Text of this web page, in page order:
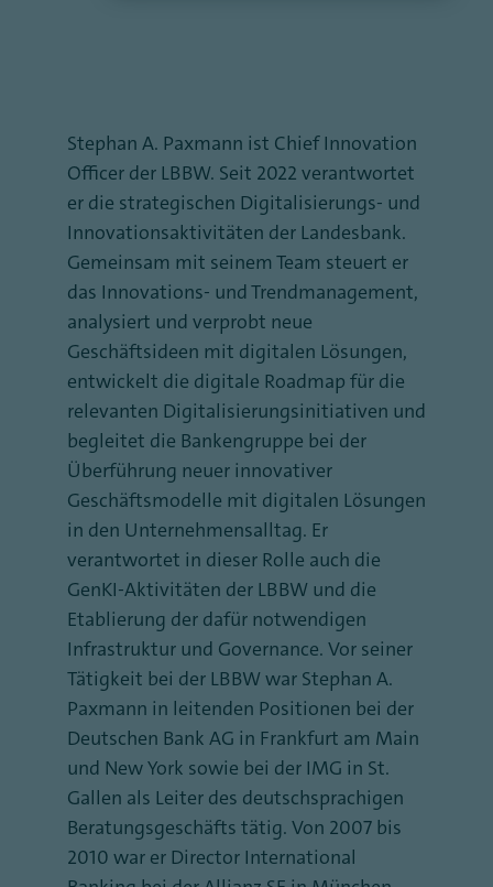
Stephan A. Paxmann ist Chief Innovation
Officer der LBBW. Seit 2022 verantwortet
er die strategischen Digitalisierungs- und
Innovationsaktivitäten der Landesbank.
Gemeinsam mit seinem Team steuert er
das Innovations- und Trendmanagement,
analysiert und verprobt neue
Geschäftsideen mit digitalen Lösungen,
entwickelt die digitale Roadmap für die
relevanten Digitalisierungsinitiativen und
begleitet die Bankengruppe bei der
Überführung neuer innovativer
Geschäftsmodelle mit digitalen Lösungen
in den Unternehmensalltag. Er
verantwortet in dieser Rolle auch die
GenKI-Aktivitäten der LBBW und die
Etablierung der dafür notwendigen
Infrastruktur und Governance. Vor seiner
Tätigkeit bei der LBBW war Stephan A.
Paxmann in leitenden Positionen bei der
Deutschen Bank AG in Frankfurt am Main
und New York sowie bei der IMG in St.
Gallen als Leiter des deutschsprachigen
Beratungsgeschäfts tätig. Von 2007 bis
2010 war er Director International